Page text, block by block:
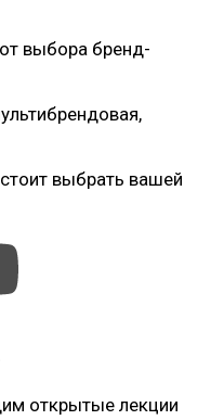
выбора бренд-
выбрать вашей
открытые лекции